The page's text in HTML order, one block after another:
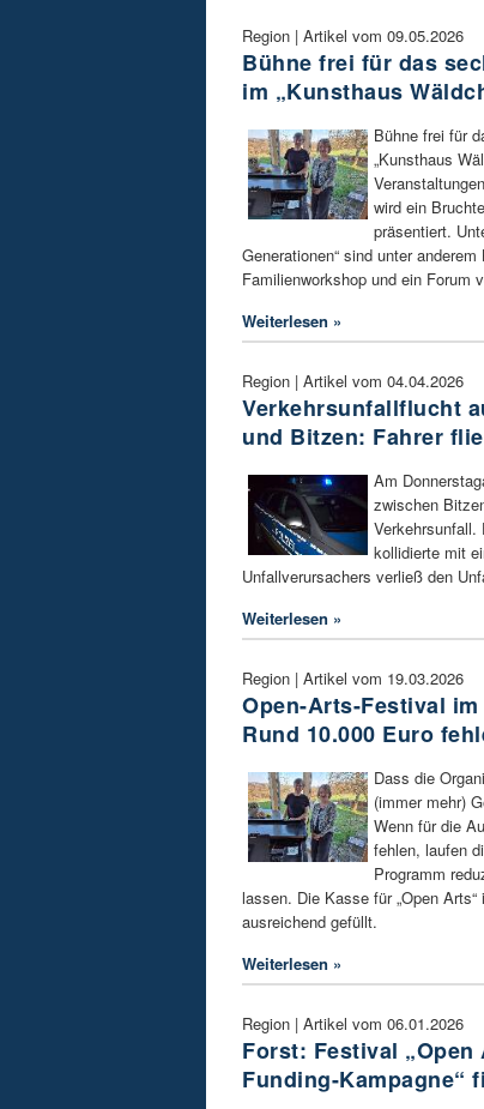
Region | Artikel vom 09.05.2026
Bühne frei für das
im „Kunsthaus
Bühne frei für
„Kunsthaus
wird ein
präsentiert.
Generationen“ sind unter
Familienworkshop und ein Forum
Weiterlesen »
Region | Artikel vom 04.04.2026
Verkehrsunfallflucht
und Bitzen: Fahrer
Am
zwischen
Verkehrsunfall.
kollidierte mit
Unfallverursachers verließ den
Weiterlesen »
Region | Artikel vom 19.03.2026
Open-Arts-Festival
Rund 10.000 Euro
Dass die
(immer mehr)
Wenn für die
fehlen, laufen
Programm
lassen. Die Kasse für „Open
ausreichend gefüllt.
Weiterlesen »
Region | Artikel vom 06.01.2026
Forst: Festival
Funding-Kampagne“